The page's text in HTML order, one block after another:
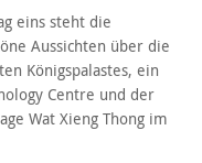
eins steht die
Aussichten über die
Königspalastes, ein
Centre und der
Wat Xieng Thong im